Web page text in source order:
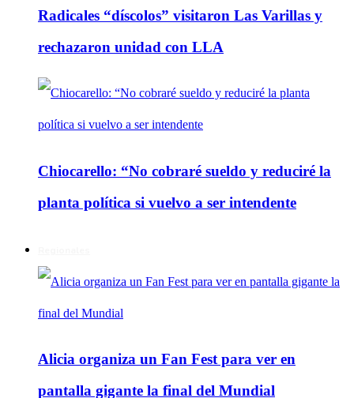
Radicales “díscolos” visitaron Las Varillas y
rechazaron unidad con LLA
Chiocarello: “No cobraré sueldo y reduciré la
planta política si vuelvo a ser intendente
Alicia organiza un Fan Fest para ver en
pantalla gigante la final del Mundial